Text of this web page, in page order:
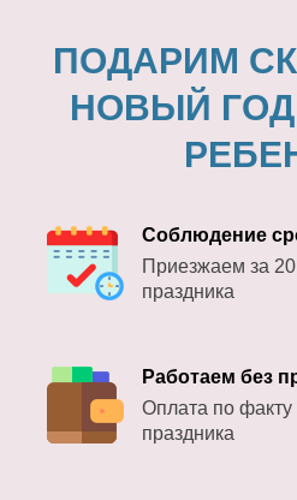
ПОДАРИМ
НОВЫЙ
Соблюдение
Приезжаем за
праздника
Работаем без
Оплата по факту
праздника